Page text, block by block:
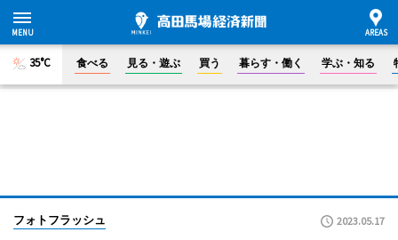
35°C 食べる 見る・遊ぶ 買う 暮らす・働く 学ぶ・知る
フォトフラッシュ 2023.05.17